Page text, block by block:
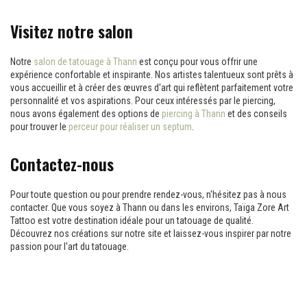
Visitez notre salon
Notre salon de tatouage à Thann est conçu pour vous offrir une
expérience confortable et inspirante. Nos artistes talentueux sont prêts à
vous accueillir et à créer des œuvres d'art qui reflètent parfaitement votre
personnalité et vos aspirations. Pour ceux intéressés par le piercing,
nous avons également des options de piercing à Thann et des conseils
pour trouver le perceur pour réaliser un septum
Contactez-nous
Pour toute question ou pour prendre rendez-vous, n'hésitez pas à nous
contacter. Que vous soyez à Thann ou dans les environs, Taïga Zore Art
Tattoo est votre destination idéale pour un tatouage de qualité.
Découvrez nos créations sur notre site et laissez-vous inspirer par notre
passion pour l'art du tatouage.